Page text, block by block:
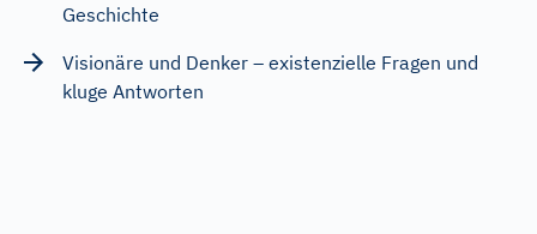
Geschichte
Visionäre und Denker – existenzielle Fragen und
kluge Antworten